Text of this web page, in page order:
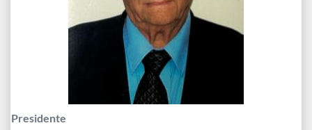
Presidente